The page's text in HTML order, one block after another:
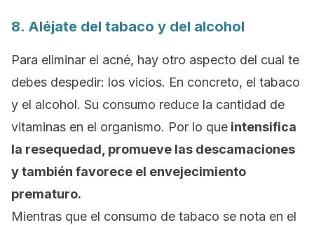
8. Aléjate del tabaco y del alcohol
Para eliminar el acné, hay otro aspecto del cual te
debes despedir: los vicios. En concreto, el tabaco
y el alcohol. Su consumo reduce la cantidad de
vitaminas en el organismo. Por lo que intensifica
la resequedad, promueve las descamaciones
y también favorece el envejecimiento
prematuro.
Mientras que el consumo de tabaco se nota en el